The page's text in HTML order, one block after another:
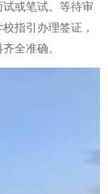
或笔试。等待审
指引办理签证，
全准确。